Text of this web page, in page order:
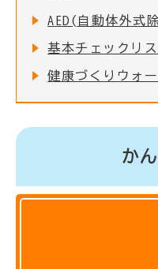
基本チェックリ
健康づくりウォ
か